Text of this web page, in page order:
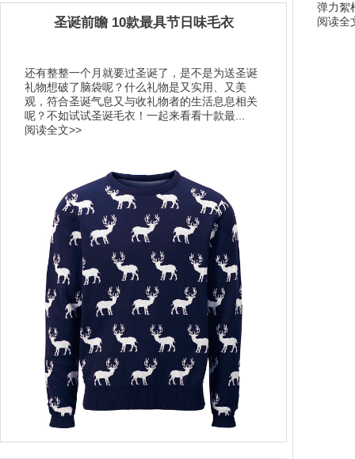
弹力絮
阅读全
圣诞前瞻 10款最具节日味毛衣
还有整整一个月就要过圣诞了，是不是为送圣诞
礼物想破了脑袋呢？什么礼物是又实用、又美
观，符合圣诞气息又与收礼物者的生活息息相关
呢？不如试试圣诞毛衣！一起来看看十款最...
阅读全文>>